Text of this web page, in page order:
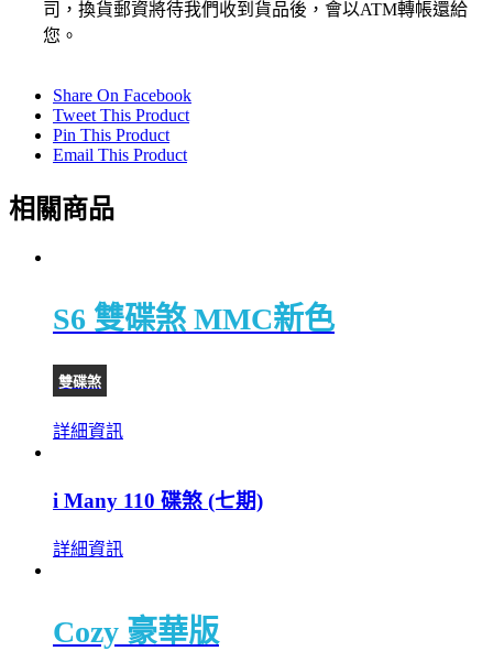
司，換貨郵資將待我們收到貨品後，會以ATM轉帳還給
您。
Share On Facebook
Tweet This Product
Pin This Product
Email This Product
相關商品
S6 雙碟煞 MMC新色
雙碟煞
詳細資訊
i Many 110 碟煞 (七期)
詳細資訊
Cozy 豪華版